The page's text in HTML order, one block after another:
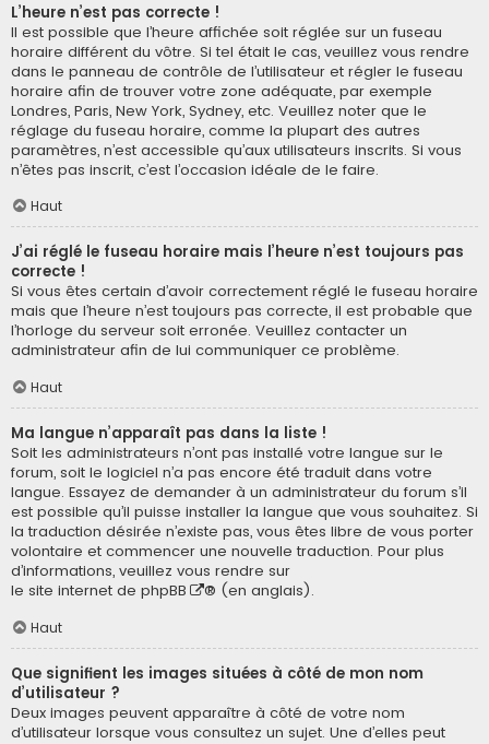
L’heure n’est pas correcte !
Il est possible que l’heure affichée soit réglée sur un fuseau
horaire différent du vôtre. Si tel était le cas, veuillez vous rendre
dans le panneau de contrôle de l’utilisateur et régler le fuseau
horaire afin de trouver votre zone adéquate, par exemple
Londres, Paris, New York, Sydney, etc. Veuillez noter que le
réglage du fuseau horaire, comme la plupart des autres
paramètres, n’est accessible qu’aux utilisateurs inscrits. Si vous
n’êtes pas inscrit, c’est l’occasion idéale de le faire.
Haut
J’ai réglé le fuseau horaire mais l’heure n’est toujours pas
correcte !
Si vous êtes certain d’avoir correctement réglé le fuseau horaire
mais que l’heure n’est toujours pas correcte, il est probable que
l’horloge du serveur soit erronée. Veuillez contacter un
administrateur afin de lui communiquer ce problème.
Haut
Ma langue n’apparaît pas dans la liste !
Soit les administrateurs n’ont pas installé votre langue sur le
forum, soit le logiciel n’a pas encore été traduit dans votre
langue. Essayez de demander à un administrateur du forum s’il
est possible qu’il puisse installer la langue que vous souhaitez. Si
la traduction désirée n’existe pas, vous êtes libre de vous porter
volontaire et commencer une nouvelle traduction. Pour plus
d’informations, veuillez vous rendre sur
le site internet de phpBB
® (en anglais).
Haut
Que signifient les images situées à côté de mon nom
d’utilisateur ?
Deux images peuvent apparaître à côté de votre nom
d’utilisateur lorsque vous consultez un sujet. Une d’elles peut